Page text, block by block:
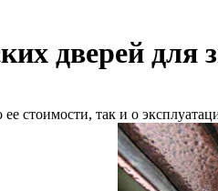
дверей для
стоимости, так и о